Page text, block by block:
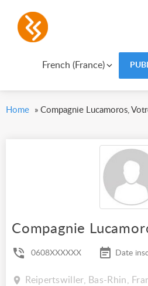
French (France)
Home » Compagnie Lucamoros,
Compagnie
0608XXXXXX Date
Reipertswiller, Bas-Rhin,